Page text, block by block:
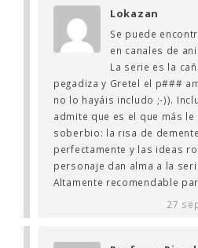
Lokazan
Se puede
en canales de
La serie es la
pegadiza y Gretel el p###
no lo hayáis includo ;-)).
admite que es el que más le
soberbio: la risa de
perfectamente y las ideas
personaje dan alma a la
Altamente recomendable
27